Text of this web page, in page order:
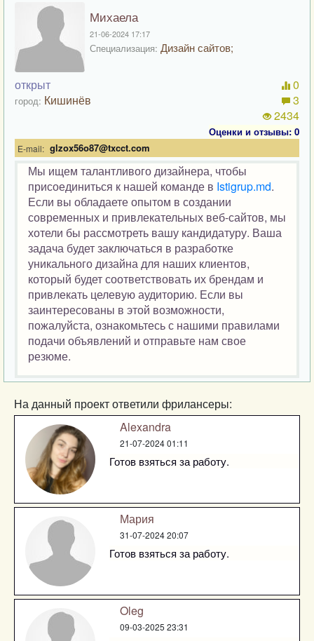
Михаела
21-06-2024 17:17
Специализация: Дизайн сайтов;
открыт
город: Кишинёв
0
3
2434
Оценки и отзывы: 0
E-mail: glzox56o87@txcct.com
Мы ищем талантливого дизайнера, чтобы
присоединиться к нашей команде в Istigrup.md.
Если вы обладаете опытом в создании
современных и привлекательных веб-сайтов, мы
хотели бы рассмотреть вашу кандидатуру. Ваша
задача будет заключаться в разработке
уникального дизайна для наших клиентов,
который будет соответствовать их брендам и
привлекать целевую аудиторию. Если вы
заинтересованы в этой возможности,
пожалуйста, ознакомьтесь с нашими правилами
подачи объявлений и отправьте нам свое
резюме.
На данный проект ответили фрилансеры:
Alexandra
21-07-2024 01:11
Готов взяться за работу.
Мария
31-07-2024 20:07
Готов взяться за работу.
Oleg
09-03-2025 23:31